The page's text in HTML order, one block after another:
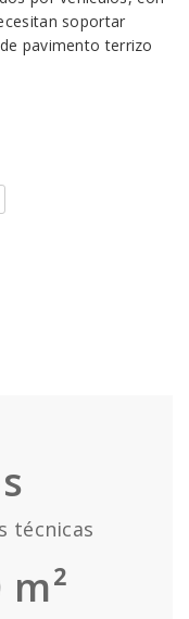
soportar
pavimento terrizo
técnicas